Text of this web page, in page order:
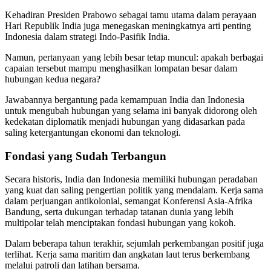
Kehadiran Presiden Prabowo sebagai tamu utama dalam perayaan
Hari Republik India juga menegaskan meningkatnya arti penting
Indonesia dalam strategi Indo-Pasifik India.
Namun, pertanyaan yang lebih besar tetap muncul: apakah berbagai
capaian tersebut mampu menghasilkan lompatan besar dalam
hubungan kedua negara?
Jawabannya bergantung pada kemampuan India dan Indonesia
untuk mengubah hubungan yang selama ini banyak didorong oleh
kedekatan diplomatik menjadi hubungan yang didasarkan pada
saling ketergantungan ekonomi dan teknologi.
Fondasi yang Sudah Terbangun
Secara historis, India dan Indonesia memiliki hubungan peradaban
yang kuat dan saling pengertian politik yang mendalam. Kerja sama
dalam perjuangan antikolonial, semangat Konferensi Asia-Afrika
Bandung, serta dukungan terhadap tatanan dunia yang lebih
multipolar telah menciptakan fondasi hubungan yang kokoh.
Dalam beberapa tahun terakhir, sejumlah perkembangan positif juga
terlihat. Kerja sama maritim dan angkatan laut terus berkembang
melalui patroli dan latihan bersama.